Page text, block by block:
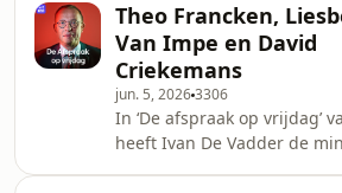
Van den Eynde (HLN) en
Fouad Gandoul. Ze hebben
de rellen in Brussel, het
migratiepact en de ambities
Groen.
Theo Francken,
Van Impe en David
Criekemans
jun. 5, 20263306
In ‘De afspraak op vrijdag’
heeft Ivan De Vadder de